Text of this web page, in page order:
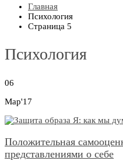
Главная
Психология
Страница 5
Психология
06
Мар'17
Положительная
представлениями о себе